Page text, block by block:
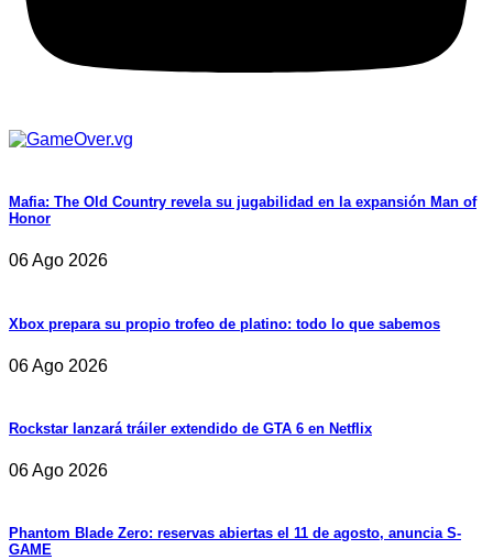
Mafia: The Old Country revela su jugabilidad en la expansión Man of
Honor
06 Ago 2026
Xbox prepara su propio trofeo de platino: todo lo que sabemos
06 Ago 2026
Rockstar lanzará tráiler extendido de GTA 6 en Netflix
06 Ago 2026
Phantom Blade Zero: reservas abiertas el 11 de agosto, anuncia S-
GAME